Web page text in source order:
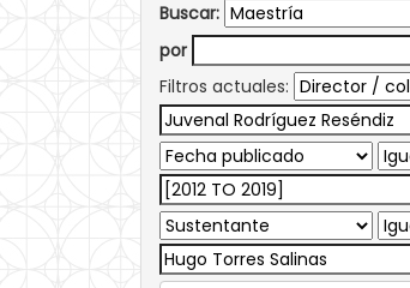
Buscar:
por
Filtros actuales: